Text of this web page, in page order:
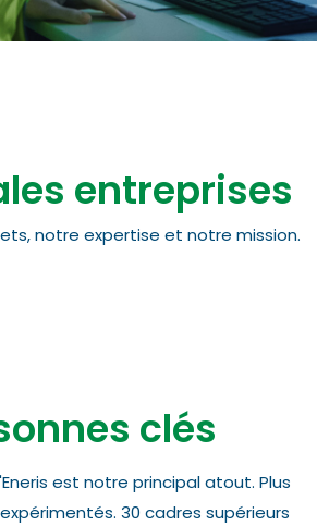
entreprises
notre expertise et notre mission.
clés
est notre principal atout. Plus
30 cadres supérieurs